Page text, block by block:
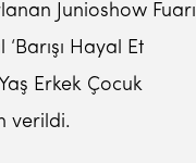
Junioshow Fuarı
Hayal Et
Erkek Çocuk
verildi.